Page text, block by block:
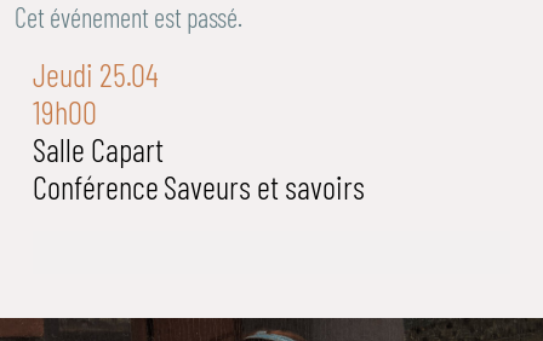
Cet événement est passé.
Jeudi 25.04
19h00
Salle Capart
ConférenceSaveurs et savoirs